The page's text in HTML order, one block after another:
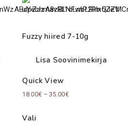
Fuzzy hiired 7-10g
Lisa Soovinimekirja
Quick View
18.00€ – 35.00€Price
Vali